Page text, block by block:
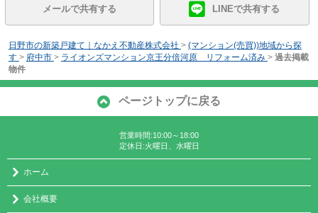
メールで共有する LINEで共有する
日野市の新築戸建て｜なかえ不動産株式会社 > (マンション(売買))地域から探
す > 府中市 > ライオンズマンション京王分倍河原 リフォーム済み > 過去掲載
物件
ページトップに戻る
営業時間:10:00～18:00
定休日:火曜日、水曜日
ホーム
会社概要